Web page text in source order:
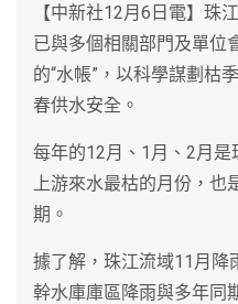
【中新社12月6日電】珠
已與多個相關部門及單位
的“水帳”，以科學謀劃枯
春供水安全。
每年的12月、1月、2月是
上游來水最枯的月份，也
期。
據了解，珠江流域11月降
幹水庫庫區降雨與多年同